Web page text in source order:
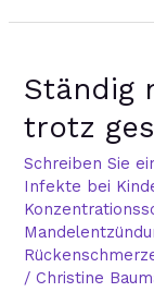
Ständig
trotz
Schreiben Sie
Infekte bei
/Christine
müde
erschöpft
trotz
gesunder
Lebensweise?